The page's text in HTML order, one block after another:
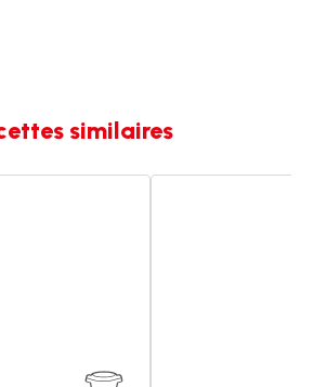
similaires